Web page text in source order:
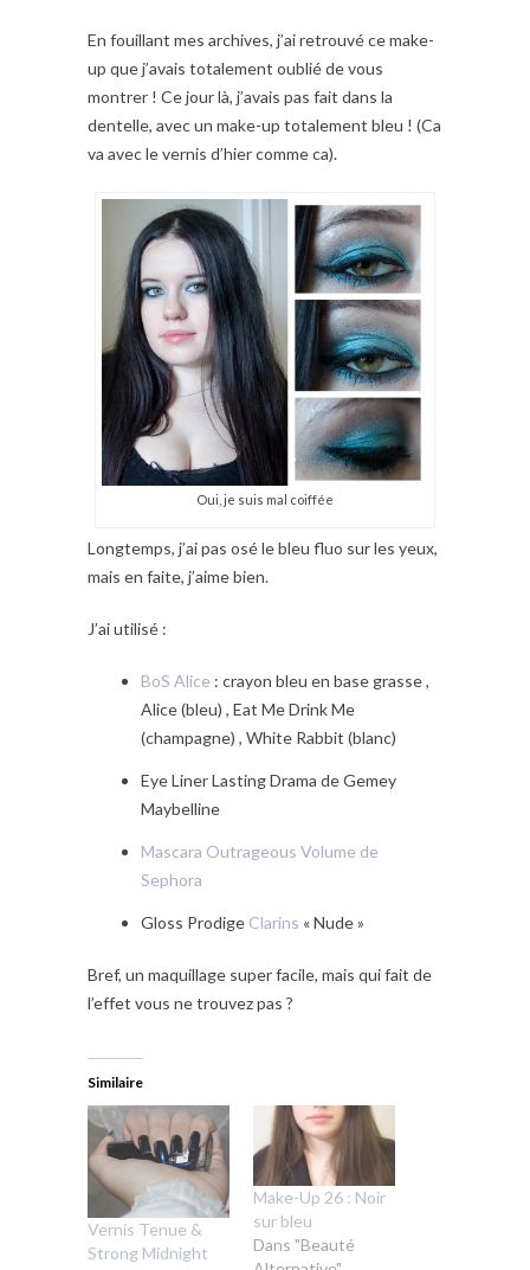
En fouillant mes archives, j’ai retrouvé ce make-
up que j’avais totalement oublié de vous
montrer ! Ce jour là, j’avais pas fait dans la
dentelle, avec un make-up totalement bleu ! (Ca
va avec le vernis d’hier comme ca).
Oui, je suis mal coiffée
Longtemps, j’ai pas osé le bleu fluo sur les yeux,
mais en faite, j’aime bien.
J’ai utilisé :
BoS Alice : crayon bleu en base grasse ,
Alice (bleu) , Eat Me Drink Me
(champagne) , White Rabbit (blanc)
Eye Liner Lasting Drama de Gemey
Maybelline
Mascara Outrageous Volume de
Sephora
Gloss Prodige Clarins « Nude »
Bref, un maquillage super facile, mais qui fait de
l’effet vous ne trouvez pas ?
Similaire
Vernis Tenue &
Strong Midnight
Make-Up 26 : Noir
sur bleu
Dans "Beauté